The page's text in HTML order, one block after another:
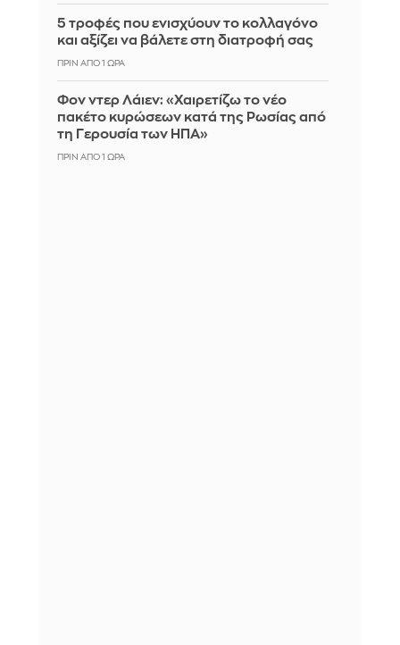
5 τροφές που ενισχύουν το κολλαγόνο
και αξίζει να βάλετε στη διατροφή σας
ΠΡΙΝ ΑΠΌ 1 ΏΡΑ
Φον ντερ Λάιεν: «Χαιρετίζω το νέο
πακέτο κυρώσεων κατά της Ρωσίας από
τη Γερουσία των ΗΠΑ»
ΠΡΙΝ ΑΠΌ 1 ΏΡΑ